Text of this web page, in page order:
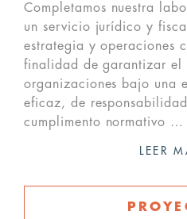
Completamos nuestra
un servicio jurídico y
estrategia y operaciones
finalidad de garantizar el
organizaciones bajo una
eficaz, de
cumplimento normativo …
LEER